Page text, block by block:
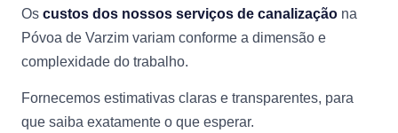
Os custos dos nossos serviços de canalização na
Póvoa de Varzim variam conforme a dimensão e
complexidade do trabalho.
Fornecemos estimativas claras e transparentes, para
que saiba exatamente o que esperar.